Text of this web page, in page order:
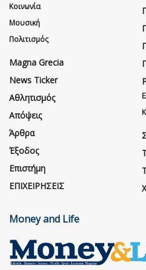
Κοινωνία
Μουσική
Πολιτισμός
Magna Grecia
News Ticker
Αθλητισμός
Απόψεις
Άρθρα
Έξοδος
Επιστήμη
ΕΠΙΧΕΙΡΗΣΕΙΣ
Money and Life